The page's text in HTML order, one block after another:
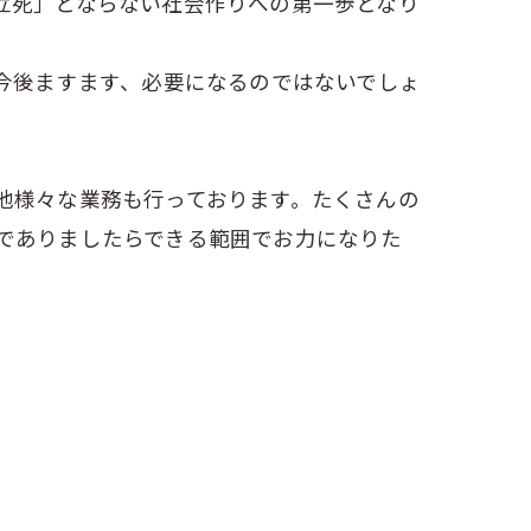
ますます、必要になるのではないでしょ
々な業務も行っております。たくさんの
りましたらできる範囲でお力になりた